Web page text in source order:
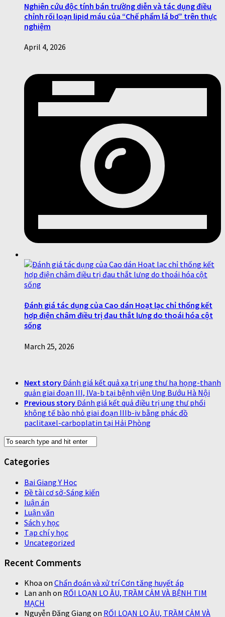
Nghiên cứu độc tính bán trường diễn và tác dụng điều
chỉnh rối loạn lipid máu của “Chế phẩm lá bơ” trên thực
nghiệm
April 4, 2026
Đánh giá tác dụng của Cao dán Hoạt lạc chỉ thống kết
hợp điện châm điều trị đau thắt lưng do thoái hóa cột
sống
March 25, 2026
Next storyĐánh giá kết quả xạ trị ung thư hạ họng-thanh
quản giai đoạn III, IVa-b tại bệnh viện Ung Bướu Hà Nội
Previous storyĐánh giá kết quả điều trị ung thư phổi
không tế bào nhỏ giai đoạn IIIb-iv bằng phác đồ
paclitaxel-carboplatin tại Hải Phòng
Categories
Bai Giang Y Hoc
Đề tài cơ sở-Sáng kiến
luận án
Luận văn
Sách y học
Tạp chí y học
Uncategorized
Recent Comments
Khoa on Chẩn đoán và xử trí Cơn tăng huyết áp
Lan anh on RỐI LOẠN LO ÂU, TRẦM CẢM VÀ BỆNH TIM
MẠCH
Nguyễn Đăng Giang on RỐI LOẠN LO ÂU, TRẦM CẢM VÀ